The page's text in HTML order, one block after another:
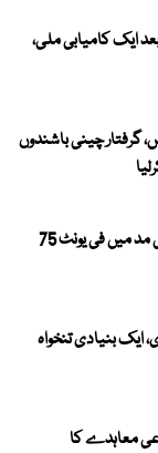
ایک کامیابی ملی،
گرفتار چینی باشندوں
بجلی مزید مہنگی، فیول ایڈجسٹمنٹ کی مد میں فی یونٹ 75
ایک بنیادی تنخواہ
معاہدے کا